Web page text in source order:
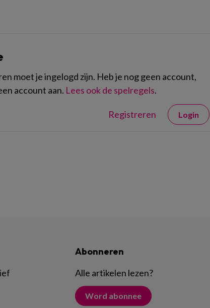
moet je ingelogd zijn. Heb je nog geen account,
account aan. Lees ook de spelregels.
Registreren Login
Abonneren
Alle artikelen lezen?
Word abonnee